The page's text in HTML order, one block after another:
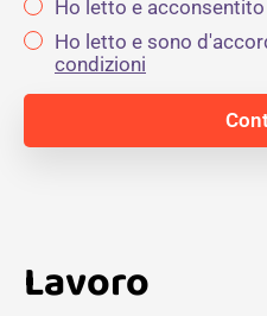
Ho letto e acconsentito
Ho letto e sono
condizioni
Lavoro